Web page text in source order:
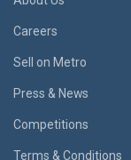
Careers
Sell on Metro
Press & News
Competitions
Terms & Conditions